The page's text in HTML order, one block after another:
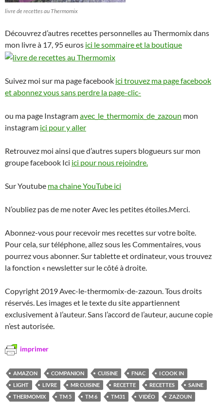
livre de recettes au Thermomix
Découvrez d’autres recettes personnelles au Thermomix dans
mon livre à 17, 95 euros ici le sommaire et la boutique
Suivez moi sur ma page facebook ici trouvez ma page facebook
et abonnez vous sans perdre la page-clic-
ou ma page Instagramavec_le_thermomix_de_zazoun mon
instagram ici pour y aller
Retrouvez moi ainsi que d’autres supers blogueurs sur mon
groupe facebook Ici ici pour nous rejoindre.
Sur Youtube ma chaine YouTube ici
N’oubliez pas de me noter Avec les petites étoiles.Merci.
Abonnez-vous pour recevoir mes recettes sur votre boîte.
Pour cela, sur téléphone, allez sous les Commentaires, vous
pourrez vous abonner. Sur tablette et ordinateur, vous trouvez
la fonction « newsletter sur le côté à droite.
Copyright 2019 Avec-le-thermomix-de-zazoun. Tous droits
réservés. Les images et le texte du site appartiennent
exclusivement à l’auteur. Sans l’accord de l’auteur, aucune copie
n’est autorisée.
imprimer
AMAZON COMPANION CUISINE FNAC
I COOK IN
LIGHT
LIVRE MR CUISINE RECETTE RECETTES
SAINE
THERMOMIX
TM 5 TM 6 TM31 VIDÉO ZAZOUN